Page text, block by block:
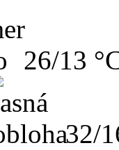
26/13
32/